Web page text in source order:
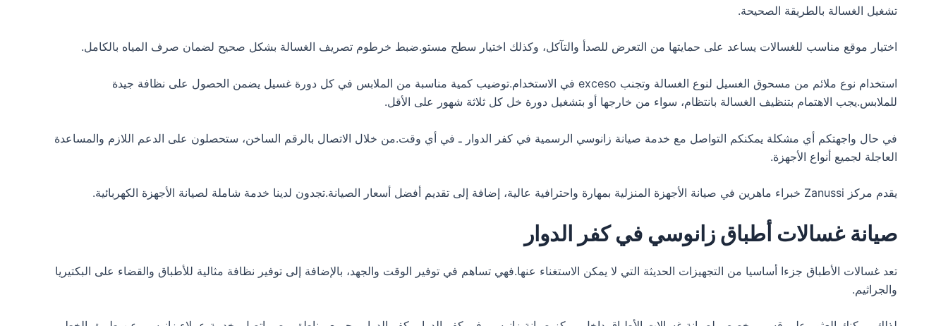
تشغيل الغسالة بالطريقة الصحيحة.
اختيار موقع مناسب للغسالات يساعد على حمايتها من التعرض للصدأ والتآكل، وكذلك اختيار سطح مستو.ضبط خرطوم تصريف الغسالة بشكل صحيح لضمان صرف المياه بالكامل.
استخدام نوع ملائم من مسحوق الغسيل لنوع الغسالة وتجنب exceso في الاستخدام.توضيب كمية مناسبة من الملابس في كل دورة غسيل يضمن الحصول على نظافة جيدة
للملابس.يجب الاهتمام بتنظيف الغسالة بانتظام، سواء من خارجها أو بتشغيل دورة خل كل ثلاثة شهور على الأقل.
في حال واجهتكم أي مشكلة يمكنكم التواصل مع خدمة صيانة زانوسي الرسمية في كفر الدوار ـ في أي وقت.من خلال الاتصال بالرقم الساخن، ستحصلون على الدعم اللازم والمساعدة
العاجلة لجميع أنواع الأجهزة.
يقدم مركز Zanussi خبراء ماهرين في صيانة الأجهزة المنزلية بمهارة واحترافية عالية، إضافة إلى تقديم أفضل أسعار الصيانة.تجدون لدينا خدمة شاملة لصيانة الأجهزة الكهربائية.
صيانة غسالات أطباق زانوسي في كفر الدوار
تعد غسالات الأطباق جزءا أساسيا من التجهيزات الحديثة التي لا يمكن الاستغناء عنها.فهي تساهم في توفير الوقت والجهد، بالإضافة إلى توفير نظافة مثالية للأطباق والقضاء على البكتيريا
والجراثيم.